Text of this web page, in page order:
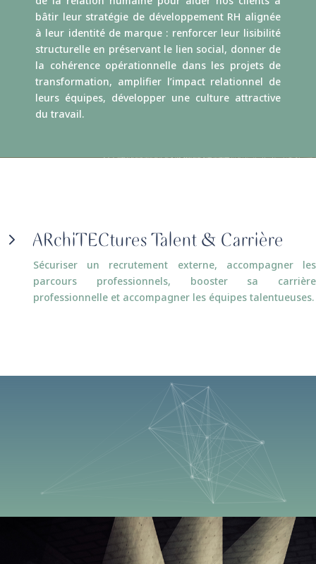
bâtir leur stratégie de développement RH alignée
à leur identité de marque : renforcer leur lisibilité
structurelle en préservant le lien social, donner de
la cohérence opérationnelle dans les projets de
transformation, amplifier l’impact relationnel de
leurs équipes, développer une culture attractive
du travail.
5 ARchiTECtures Talent & Carrière
Sécuriser un recrutement externe, accompagner les
parcours professionnels, booster sa carrière
professionnelle et accompagner les équipes talentueuses.